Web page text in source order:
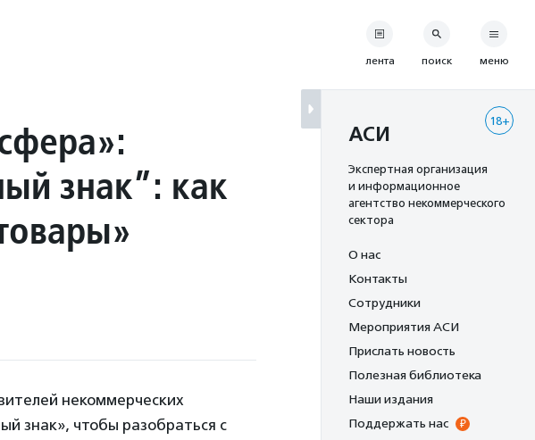
знак”: как
некоммерческих
знак», чтобы разобраться с
лента поиск меню
18+
АСИ
Экспертная организация
и информационное
агентство некоммерческого
сектора
О нас
Контакты
Сотрудники
Мероприятия АСИ
Прислать новость
Полезная библиотека
Наши издания
Поддержать нас